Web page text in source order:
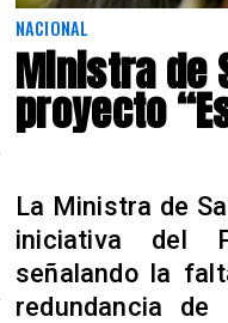
NACIONAL
Ministra de
proyecto
La Ministra de
iniciativa del
señalando la
redundancia